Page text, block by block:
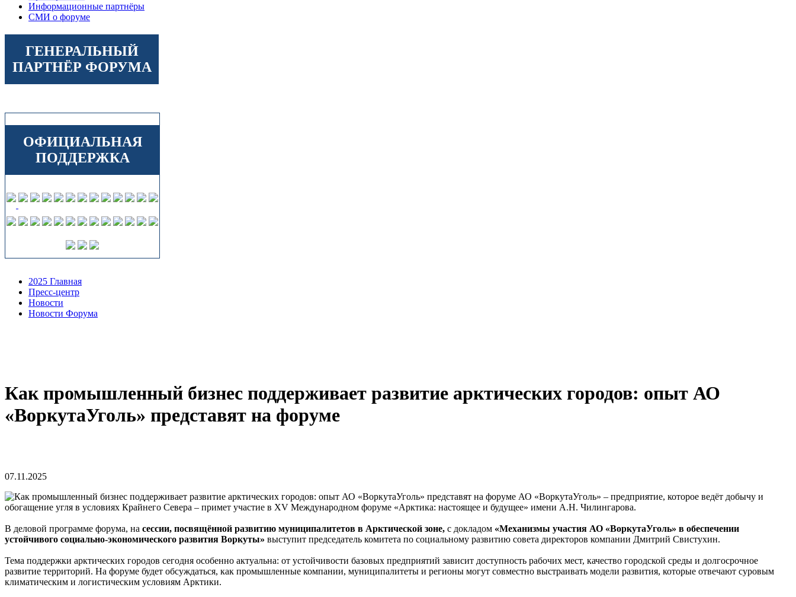
Информационные партнёры
СМИ о форуме
ГЕНЕРАЛЬНЫЙ
ПАРТНЁР ФОРУМА
ОФИЦИАЛЬНАЯ
ПОДДЕРЖКА
2025 Главная
Пресс-центр
Новости
Новости Форума
Как промышленный бизнес поддерживает развитие арктических городов: опыт АО
«ВоркутаУголь» представят на форуме
07.11.2025
АО «ВоркутаУголь» – предприятие, которое ведёт добычу и
обогащение угля в условиях Крайнего Севера – примет участие в XV Международном форуме «Арктика: настоящее и будущее» имени А.Н. Чилингарова.
В деловой программе форума, на сессии, посвящённой развитию муниципалитетов в Арктической зоне, с докладом «Механизмы участия АО «ВоркутаУголь» в обеспечении
устойчивого социально-экономического развития Воркуты» выступит председатель комитета по социальному развитию совета директоров компании Дмитрий Свистухин.
Тема поддержки арктических городов сегодня особенно актуальна: от устойчивости базовых предприятий зависит доступность рабочих мест, качество городской среды и долгосрочное
развитие территорий. На форуме будет обсуждаться, как промышленные компании, муниципалитеты и регионы могут совместно выстраивать модели развития, которые отвечают суровым
климатическим и логистическим условиям Арктики.